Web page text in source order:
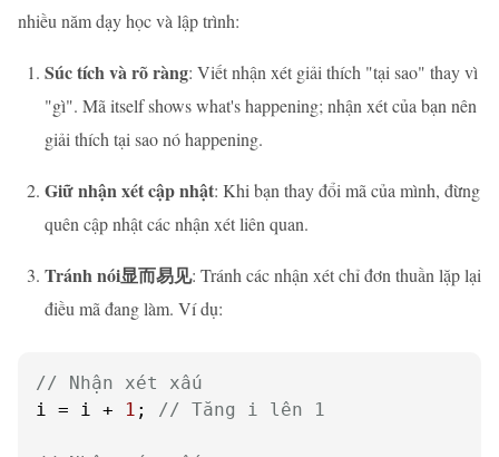
nhiều năm dạy học và lập trình:
Súc tích và rõ ràng: Viết nhận xét giải thích "tại sao" thay vì
"gì". Mã itself shows what's happening; nhận xét của bạn nên
giải thích tại sao nó happening.
Giữ nhận xét cập nhật: Khi bạn thay đổi mã của mình, đừng
quên cập nhật các nhận xét liên quan.
Tránh nói显而易见: Tránh các nhận xét chỉ đơn thuần lặp lại
điều mã đang làm. Ví dụ:
// Nhận xét xấu
i = i +
1 ; // Tăng i lên 1